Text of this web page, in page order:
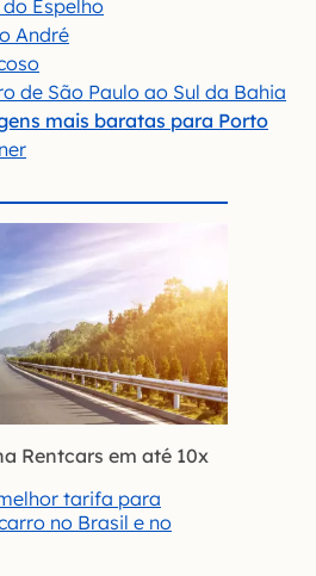
Espelho
André
de São Paulo ao Sul da Bahia
mais baratas para Porto
Rentcars em até 10x
tarifa para
no Brasil e no